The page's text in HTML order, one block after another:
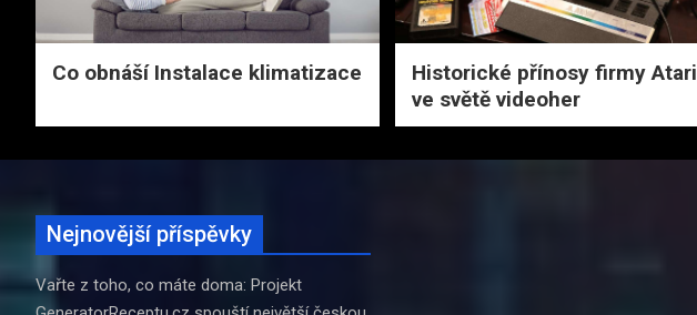
Co obnáší Instalace klimatizace
Historické přínosy firmy Atari
ve světě videoher
Nejnovější příspěvky
Vařte z toho, co máte doma: Projekt